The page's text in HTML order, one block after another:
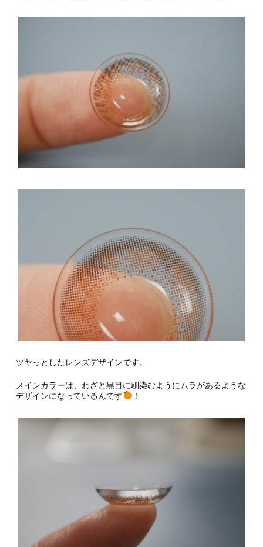
ツヤっとしたレンズデザインです。
メインカラーは、わざと黒目に馴染むようにムラがあるような
デザインになっているんです
！